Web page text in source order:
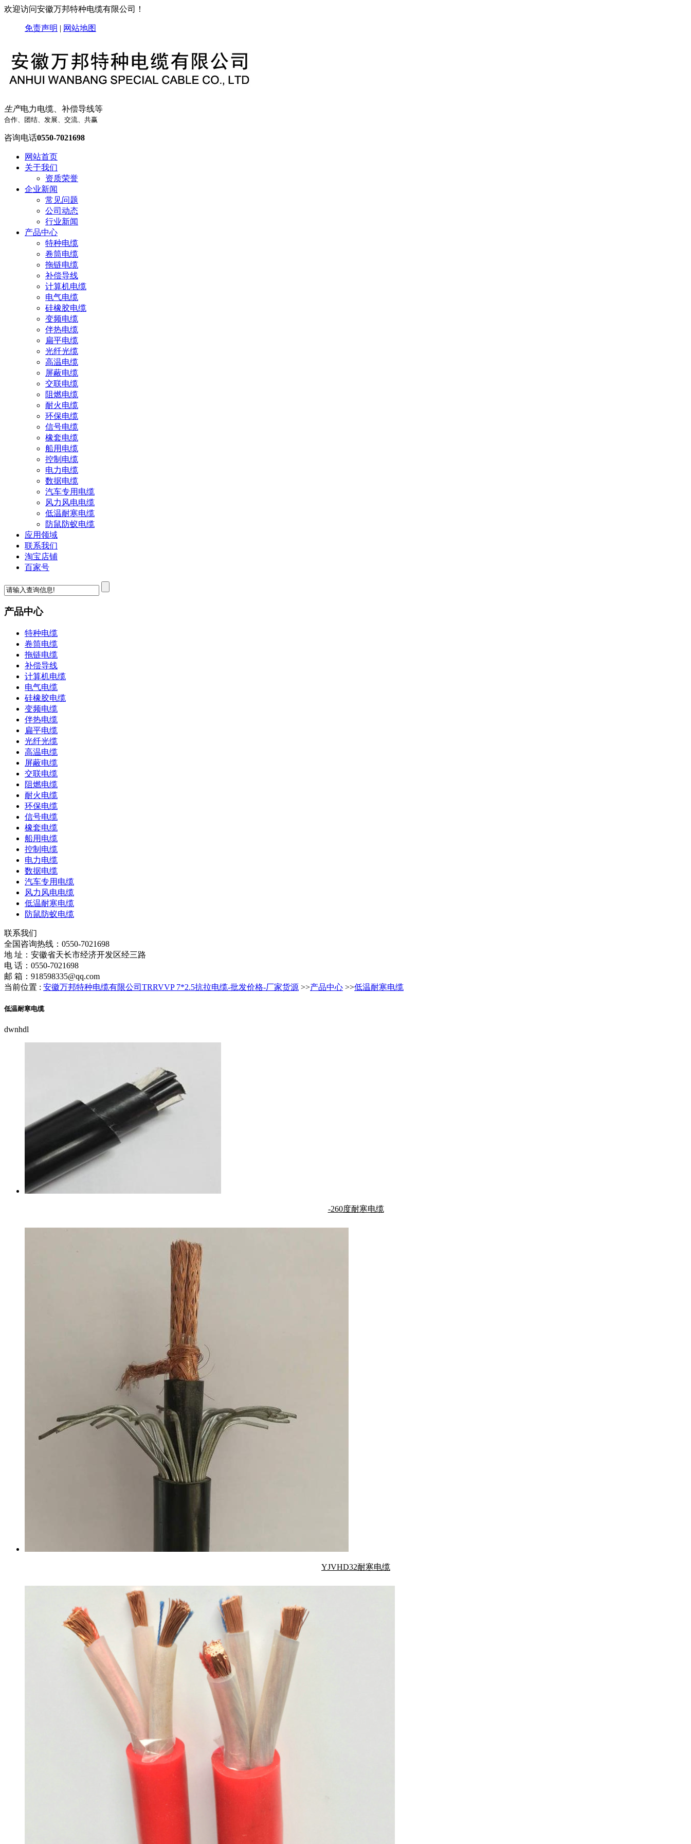
欢迎访问安徽万邦特种电缆有限公司！
免责声明 | 网站地图
生产电力电缆、补偿导线等
合作、团结、发展、交流、共赢
咨询电话0550-7021698
网站首页
关于我们
资质荣誉
企业新闻
常见问题
公司动态
行业新闻
产品中心
特种电缆
卷筒电缆
拖链电缆
补偿导线
计算机电缆
电气电缆
硅橡胶电缆
变频电缆
伴热电缆
扁平电缆
光纤光缆
高温电缆
屏蔽电缆
交联电缆
阻燃电缆
耐火电缆
环保电缆
信号电缆
橡套电缆
船用电缆
控制电缆
电力电缆
数据电缆
汽车专用电缆
风力风电电缆
低温耐寒电缆
防鼠防蚁电缆
应用领域
联系我们
淘宝店铺
百家号
产品中心
特种电缆
卷筒电缆
拖链电缆
补偿导线
计算机电缆
电气电缆
硅橡胶电缆
变频电缆
伴热电缆
扁平电缆
光纤光缆
高温电缆
屏蔽电缆
交联电缆
阻燃电缆
耐火电缆
环保电缆
信号电缆
橡套电缆
船用电缆
控制电缆
电力电缆
数据电缆
汽车专用电缆
风力风电电缆
低温耐寒电缆
防鼠防蚁电缆
联系我们
全国咨询热线： 0550-7021698
地 址：安徽省天长市经济开发区经三路
电 话：0550-7021698
邮 箱：918598335@qq.com
当前位置 : 安徽万邦特种电缆有限公司TRRVVP 7*2.5抗拉电缆-批发价格-厂家货源 >>产品中心 >>低温耐寒电缆
低温耐寒电缆
dwnhdl
-260度耐寒电缆
YJVHD32耐寒电缆